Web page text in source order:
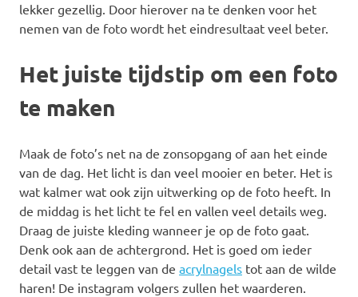
lekker gezellig. Door hierover na te denken voor het
nemen van de foto wordt het eindresultaat veel beter.
Het juiste tijdstip om een foto
te maken
Maak de foto’s net na de zonsopgang of aan het einde
van de dag. Het licht is dan veel mooier en beter. Het is
wat kalmer wat ook zijn uitwerking op de foto heeft. In
de middag is het licht te fel en vallen veel details weg.
Draag de juiste kleding wanneer je op de foto gaat.
Denk ook aan de achtergrond. Het is goed om ieder
detail vast te leggen van de acrylnagels tot aan de wilde
haren! De instagram volgers zullen het waarderen.